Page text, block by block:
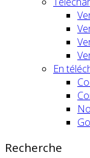
En
Recherche